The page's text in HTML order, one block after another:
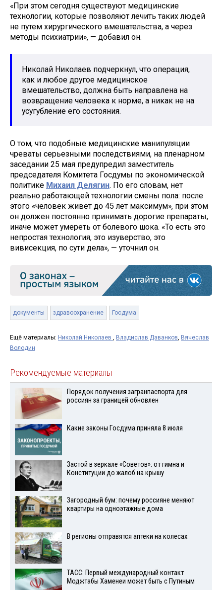
«При этом сегодня существуют медицинские
технологии, которые позволяют лечить таких людей
не путем хирургического вмешательства, а через
методы психиатрии», — добавил он.
Николай Николаев подчеркнул, что операция,
как и любое другое медицинское
вмешательство, должна быть направлена на
возвращение человека к норме, а никак не на
усугубление его состояния.
О том, что подобные медицинские манипуляции
чреваты серьезными последствиями, на пленарном
заседании 25 мая предупредил заместитель
председателя Комитета Госдумы по экономической
политике Михаил Делягин. По его словам, нет
реально работающей технологии смены пола: после
этого «человек живет до 45 лет максимум», при этом
он должен постоянно принимать дорогие препараты,
иначе может умереть от болевого шока. «То есть это
непростая технология, это изуверство, это
вивисекция, по сути дела», — уточнил он.
документы здравоохранение Госдума
Ещё материалы: Николай Николаев , Владислав Даванков, Вячеслав
Володин
Рекомендуемые материалы
Порядок получения загранпаспорта для
россиян за границей обновлен
Какие законы Госдума приняла 8 июля
Застой в зеркале «Советов»: от гимна и
Конституции до жалоб на крышу
Загородный бум: почему россияне меняют
квартиры на одноэтажные дома
В регионы отправятся аптеки на колесах
ТАСС: Первый международный контакт
Моджтабы Хаменеи может быть с Путиным